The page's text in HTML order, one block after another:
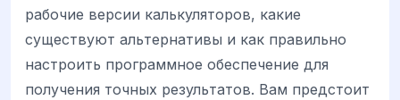
рабочие версии калькуляторов, какие
существуют альтернативы и как правильно
настроить программное обеспечение для
получения точных результатов. Вам предстоит